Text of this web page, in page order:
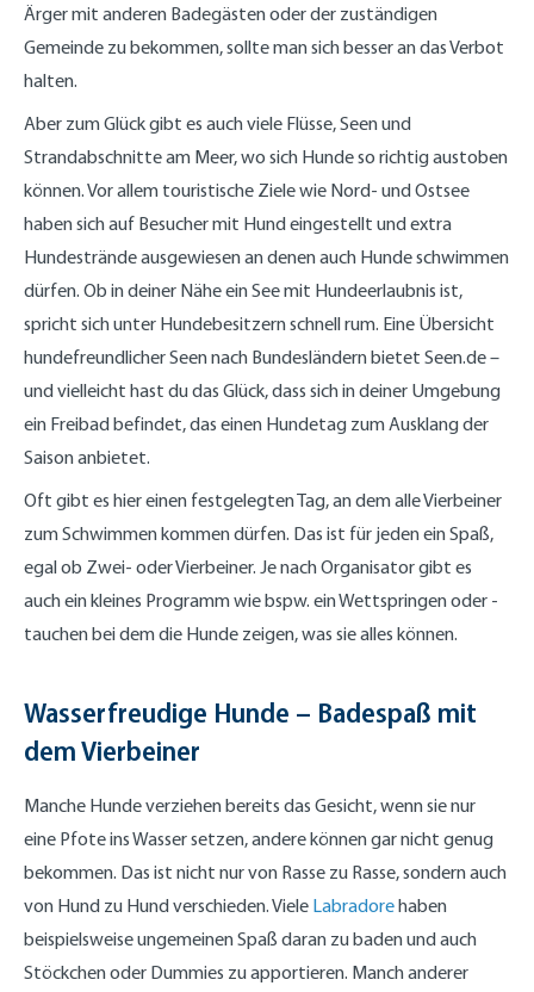
Ärger mit anderen Badegästen oder der zuständigen
Gemeinde zu bekommen, sollte man sich besser an das Verbot
halten.
Aber zum Glück gibt es auch viele Flüsse, Seen und
Strandabschnitte am Meer, wo sich Hunde so richtig austoben
können. Vor allem touristische Ziele wie Nord- und Ostsee
haben sich auf Besucher mit Hund eingestellt und extra
Hundestrände ausgewiesen an denen auch Hunde schwimmen
dürfen. Ob in deiner Nähe ein See mit Hundeerlaubnis ist,
spricht sich unter Hundebesitzern schnell rum. Eine Übersicht
hundefreundlicher Seen nach Bundesländern bietet Seen.de –
und vielleicht hast du das Glück, dass sich in deiner Umgebung
ein Freibad befindet, das einen Hundetag zum Ausklang der
Saison anbietet.
Oft gibt es hier einen festgelegten Tag, an dem alle Vierbeiner
zum Schwimmen kommen dürfen. Das ist für jeden ein Spaß,
egal ob Zwei- oder Vierbeiner. Je nach Organisator gibt es
auch ein kleines Programm wie bspw. ein Wettspringen oder -
tauchen bei dem die Hunde zeigen, was sie alles können.
Wasserfreudige Hunde – Badespaß mit
dem Vierbeiner
Manche Hunde verziehen bereits das Gesicht, wenn sie nur
eine Pfote ins Wasser setzen, andere können gar nicht genug
bekommen. Das ist nicht nur von Rasse zu Rasse, sondern auch
von Hund zu Hund verschieden. Viele Labradorehaben
beispielsweise ungemeinen Spaß daran zu baden und auch
Stöckchen oder Dummies zu apportieren. Manch anderer